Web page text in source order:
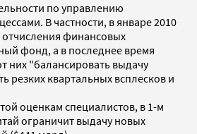
по управлению
В частности, в январе 2010
финансовых
фонд, а в последнее время
них "балансировать выдачу
резких квартальных всплесков и
оценкам специалистов, в 1-м
ограничит выдачу новых